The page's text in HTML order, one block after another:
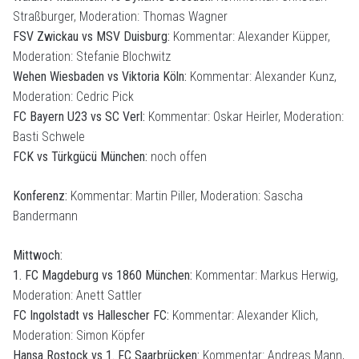
Straßburger, Moderation: Thomas Wagner
FSV Zwickau vs MSV Duisburg: Kommentar: Alexander Küpper,
Moderation: Stefanie Blochwitz
Wehen Wiesbaden vs Viktoria Köln: Kommentar: Alexander Kunz,
Moderation: Cedric Pick
FC Bayern U23 vs SC Verl: Kommentar: Oskar Heirler, Moderation:
Basti Schwele
FCK vs Türkgücü München: noch offen
Konferenz: Kommentar: Martin Piller, Moderation: Sascha
Bandermann
Mittwoch:
1. FC Magdeburg vs 1860 München: Kommentar: Markus Herwig,
Moderation: Anett Sattler
FC Ingolstadt vs Hallescher FC: Kommentar: Alexander Klich,
Moderation: Simon Köpfer
Hansa Rostock vs 1. FC Saarbrücken: Kommentar: Andreas Mann,